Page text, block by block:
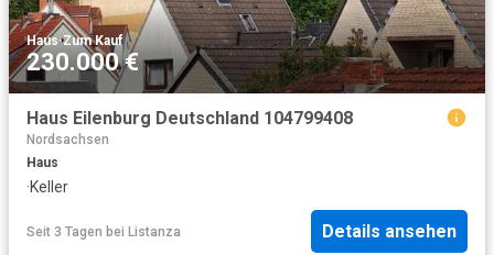
Haus·Zum Kauf
230.000 €
Haus Eilenburg Deutschland 104799408
Nordsachsen
Haus
·Keller
Seit 3 Tagen bei Listanza Details ansehen